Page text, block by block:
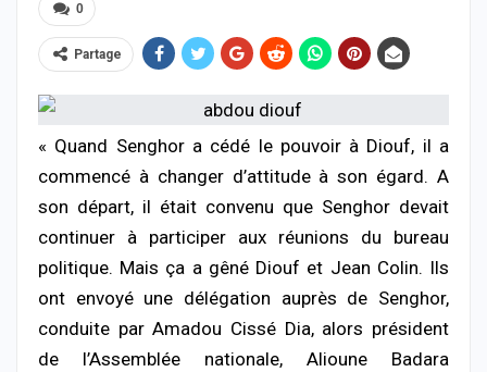
0
Partage
« Quand Senghor a cédé le pouvoir à Diouf, il a
commencé à changer d’attitude à son égard. A
son départ, il était convenu que Senghor devait
continuer à participer aux réunions du bureau
politique. Mais ça a gêné Diouf et Jean Colin. Ils
ont envoyé une délégation auprès de Senghor,
conduite par Amadou Cissé Dia, alors président
de l’Assemblée nationale, Alioune Badara